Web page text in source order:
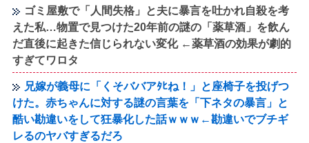
ゴミ屋敷で「人間失格」と夫に暴言を吐かれ自殺を考
えた私…物置で見つけた20年前の謎の「薬草酒」を飲ん
だ直後に起きた信じられない変化 ←薬草酒の効果が劇的
すぎてワロタ
兄嫁が義母に「くそババアﾀﾋね！」と座椅子を投げつ
けた。赤ちゃんに対する謎の言葉を「下ネタの暴言」と
酷い勘違いをして狂暴化した話ｗｗｗ←勘違いでブチギ
レるのヤバすぎるだろ